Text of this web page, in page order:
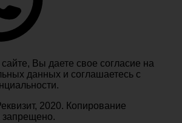
Вы даете свое согласие на
данных и соглашаетесь c
2020. Копирование
запрещено.